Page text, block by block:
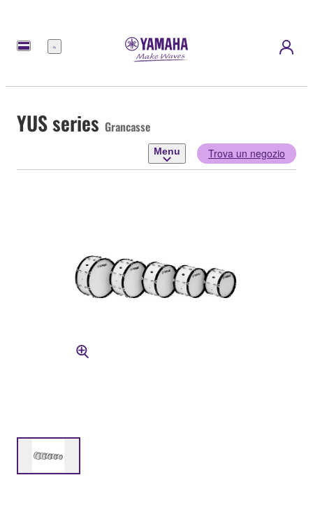
Menu
YUS series Grancasse
Menu Trova un negozio